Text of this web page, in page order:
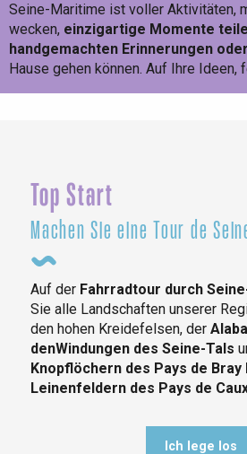
Seine-Maritime ist voller Aktivitäten,
wecken, einzigartige Momente
handgemachten Erinnerungen
Hause gehen können. Auf Ihre Ideen,
Top Start
Machen Sie eine Tour de
Auf der Fahrradtour durch
Sie alle Landschaften unserer
den hohen Kreidefelsen, der
denWindungen des Seine-Tals
Knopflöchern des Pays de Bray
Leinenfeldern des Pays de
Ich lege los